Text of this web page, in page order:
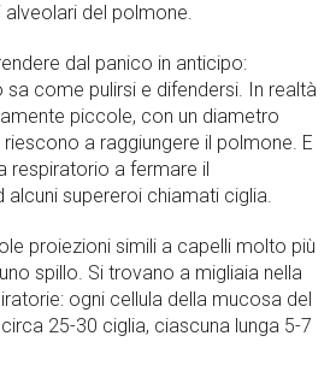
del polmone.
dal panico in anticipo:
sa come pulirsi e difendersi. In realtà
piccole, con un diametro
a raggiungere il polmone. E
respiratorio a fermare il
alcuni supereroi chiamati ciglia.
proiezioni simili a capelli molto più
spillo. Si trovano a migliaia nella
ogni cellula della mucosa del
25-30 ciglia, ciascuna lunga 5-7